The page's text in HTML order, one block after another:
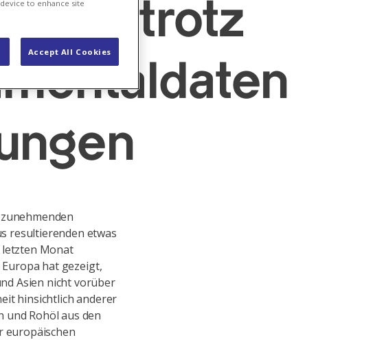
führt trotz
resultierenden etwas
letzten Monat
hat gezeigt,
Asien nicht vorüber
hinsichtlich anderer
und Rohöl aus den
europäischen
to enhance site
Accept All Cookies